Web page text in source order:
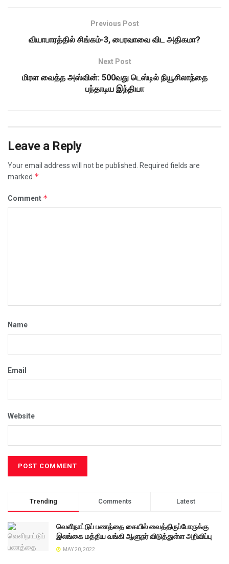
Previous Post
வியாபாரத்தில் சிங்கம்-3, பைரவாவை விட அதிகமா?
Next Post
மிரள வைத்த அஸ்வின்: 500வது டெஸ்டில் நியூசிலாந்தை
பந்தாடிய இந்தியா
Leave a Reply
Your email address will not be published.
Required fields are
marked *
Comment *
Name
Email
Website
Trending Comments Latest
வெளிநாட்டுப் பணத்தை கையில் வைத்திருப்போருக்கு
இலங்கை மத்திய வங்கி ஆளுநர் விடுத்துள்ள அறிவிப்பு
MAY 20, 2022